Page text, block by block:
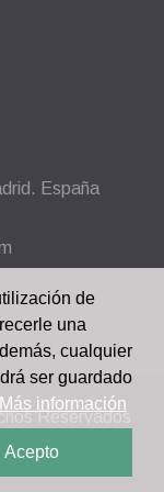
España
Reservados
de
una
cualquier
ser guardado
Más información
Acepto